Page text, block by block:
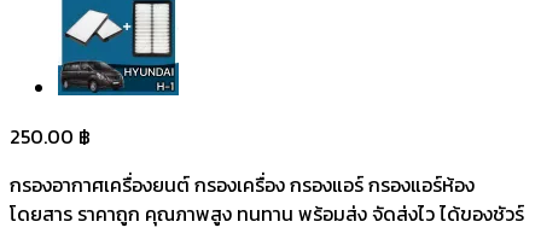
250.00 ฿
กรองอากาศเครื่องยนต์ กรองเครื่อง กรองแอร์ กรองแอร์ห้อง
โดยสาร ราคาถูก คุณภาพสูง ทนทาน พร้อมส่ง จัดส่งไว ได้ของชัวร์